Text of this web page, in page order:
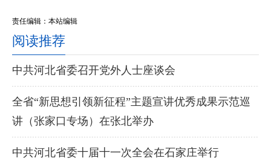
责任编辑：本站编辑
阅读推荐
中共河北省委召开党外人士座谈会
全省“新思想引领新征程”主题宣讲优秀成果示范巡
讲（张家口专场）在张北举办
中共河北省委十届十一次全会在石家庄举行